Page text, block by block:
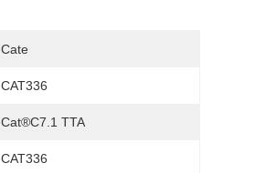
Cate
CAT336
Cat®C7.1 TTA
CAT336